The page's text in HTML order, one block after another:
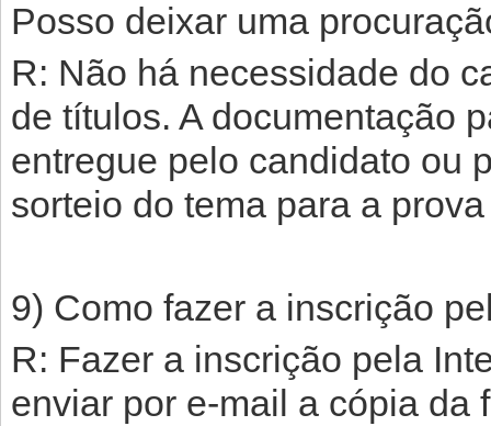
Posso deixar uma
R: Não há necessidade do
de títulos. A documentação
entregue pelo candidato ou
sorteio do tema para a
9) Como fazer a inscrição
R: Fazer a inscrição pela
enviar por e-mail a cópia da